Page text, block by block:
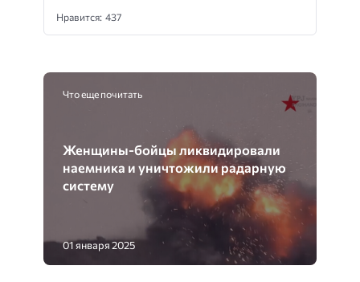
Нравится: 437
Что еще почитать
Женщины-бойцы ликвидировали
наемника и уничтожили радарную
систему
01 января 2025